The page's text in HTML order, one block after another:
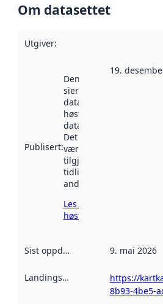
Om datasettet
Utgiver:
Publisert:
Denne datoen
sier når
datasettet ble
høstet av
data.norge.no.
Det kan ha
vært
tilgjengelig
tidligere
andre steder.
Les mer om
høsting her
19.
Sist oppdatert 9. mai 2026
Landingsside
https://
8b93-4be5-